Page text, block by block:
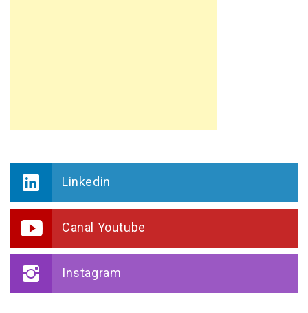
Linkedin
Canal Youtube
Instagram